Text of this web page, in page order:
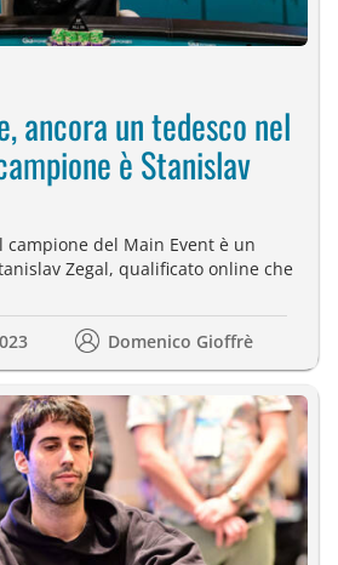
ancora un tedesco nel
è Stanislav
campione del Main Event è un
Zegal, qualificato online che
Domenico Gioffrè